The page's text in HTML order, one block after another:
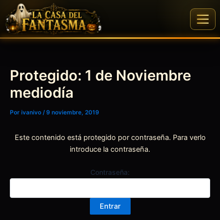
Ir
Protegido: 1 de Noviembre
mediodía
Por ivanivo /9 noviembre, 2019
Este contenido está protegido por contraseña. Para verlo
introduce la contraseña.
Contraseña: